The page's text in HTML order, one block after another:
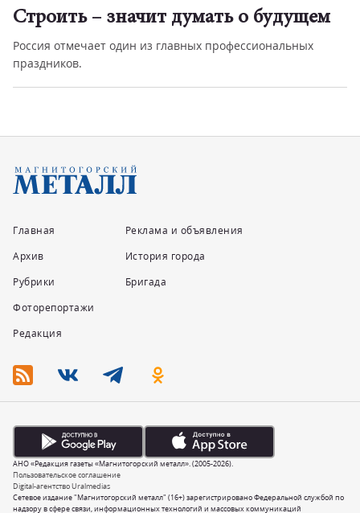
Строить – значит думать о будущем
Россия отмечает один из главных профессиональных
праздников.
Главная
Архив
Рубрики
Фоторепортажи
Редакция
Реклама и объявления
История города
Бригада
Сетевое издание "Магнитогорский металл" (16+) зарегистрировано Федеральной службой по
надзору в сфере связи, информационных технологий и массовых коммуникаций
Пользовательское соглашение
Digital-агентство Uralmedias
АНО «Редакция газеты «Магнитогорский металл». (2005-2026).